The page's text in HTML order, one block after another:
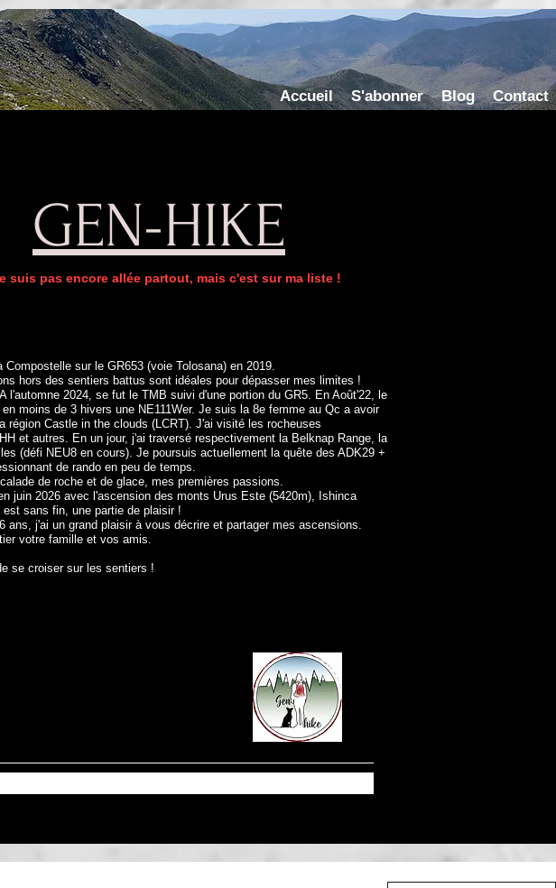
Accueil S'abonner Blog Contact
GEN-HIKE
suis pas encore allée partout, mais c'est sur ma liste !
sur le GR653 (voie Tolosana) en 2019.
hors des sentiers battus sont idéales pour dépasser mes limites !
2024, se fut le TMB suivi d'une portion du GR5. En Août'22, le
moins de 3 hivers une NE111Wer. Je suis la 8e femme au Qc a avoir
Castle in the clouds (LCRT). J'ai visité les rocheuses
et autres. En un jour, j'ai traversé respectivement la Belknap Range, la
(défi NEU8 en cours). Je poursuis actuellement la quête des ADK29 +
de rando en peu de temps.
de roche et de glace, mes premières passions.
juin 2026 avec l'ascension des monts Urus Este (5420m), Ishinca
sans fin, une partie de plaisir !
j'ai un grand plaisir à vous décrire et partager mes ascensions.
votre famille et vos amis.
se croiser sur les sentiers !